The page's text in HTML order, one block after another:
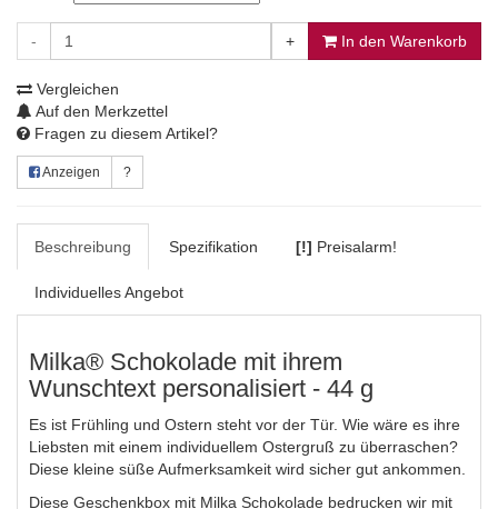
- + In den Warenkorb
Vergleichen
Auf den Merkzettel
Fragen zu diesem Artikel?
Anzeigen ?
Beschreibung Spezifikation [!] Preisalarm!
Individuelles Angebot
Milka® Schokolade mit ihrem
Wunschtext personalisiert - 44 g
Es ist Frühling und Ostern steht vor der Tür. Wie wäre es ihre
Liebsten mit einem individuellem Ostergruß zu überraschen?
Diese kleine süße Aufmerksamkeit wird sicher gut ankommen.
Diese Geschenkbox mit Milka Schokolade bedrucken wir mit